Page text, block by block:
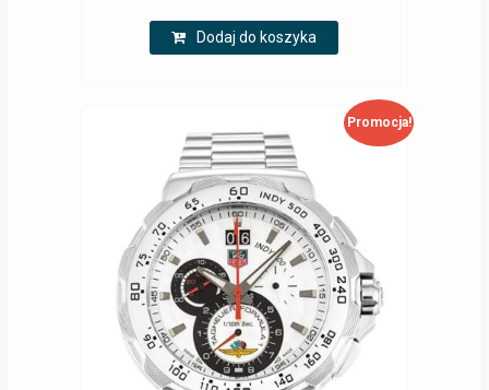
Dodaj do koszyka
Promocja!